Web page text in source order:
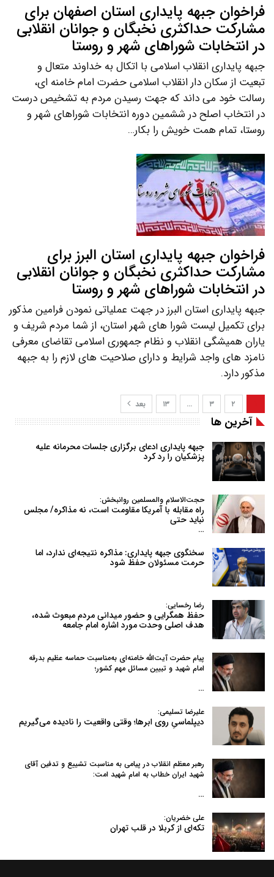
فراخوان جبهه پایداری استان اصفهان برای
مشارکت حداکثری نخبگان و جوانان انقلابی
در انتخابات شوراهای شهر و روستا
جبهه پایداری انقلاب اسلامی با اتکال به خداوند متعال و
تبعیت از سکان دار انقلاب اسلامی حضرت امام خامنه ای،
رسالت خود می داند که جهت رسیدن مردم به تشخیص درست
در انتخاب اصلح در ششمین دوره انتخابات شوراهای شهر و
روستا، تمام همت خویش را بکار…
فراخوان جبهه پایداری استان البرز برای
مشارکت حداکثری نخبگان و جوانان انقلابی
در انتخابات شوراهای شهر و روستا
جبهه پایداری استان البرز در جهت عملیاتی نمودن فرامین مذکور
برای تکمیل لیست شورا های شهر استان، از شما مردم شریف و
یاران همیشگی انقلاب و نظام جمهوری اسلامی تقاضای معرفی
نامزد های واجد شرایط و دارای صلاحیت های لازم را به جبهه
مذکور دارد.
۲ ۳ … ۱۳ بعد
آخرین ها
جبهه پایداری ادعای برگزاری جلسات محرمانه علیه
پزشکیان را رد کرد
حجت‌الاسلام والمسلمین روانبخش:
راه مقابله با آمریکا مقاومت است، نه مذاکره/ مجلس
نباید حتی
…
سخنگوی جبهه پایداری: مذاکره نتیجه‌ای ندارد، اما
حرمت مسئولان حفظ شود
رضا رخسایی:
حفظ همگرایی و حضور میدانی مردم مبعوث شده،
هدف اصلی وحدت مورد اشاره امام جامعه
پیام حضرت آیت‌الله خامنه‌ای به‌مناسبت حماسه عظیم بدرقه
امام شهید و تبیین مسائل مهم کشور؛
…
علیرضا تسلیمی:
دیپلماسیِ روی ابرها؛ وقتی واقعیت را نادیده می‌گیریم
رهبر معظم انقلاب در پیامی به‌ مناسبت تشییع و تدفین آقای
شهید ایران خطاب به امام شهید امت:
…
علی خضریان:
تکه‌ای از کربلا در قلب تهران